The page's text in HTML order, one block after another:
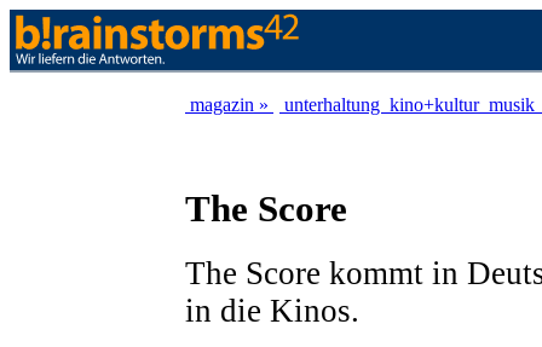
magazin » unterhaltung kino+kultur musik
The Score
The Score kommt in
in die Kinos.